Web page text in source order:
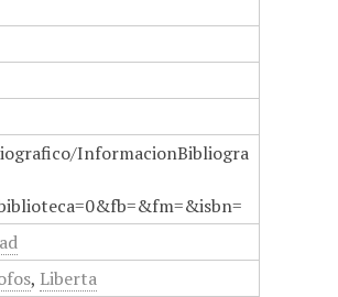
InformacionBibliogra
, Liberta